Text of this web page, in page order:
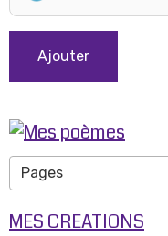
Ajouter
MES CREATIONS